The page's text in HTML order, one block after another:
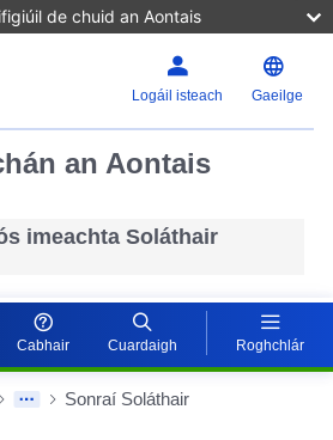
de chuid an Aontais
Logáil isteach Gaeilge
an Aontais
imeachta Soláthair
Cabhair Cuardaigh Roghchlár
Sonraí Soláthair